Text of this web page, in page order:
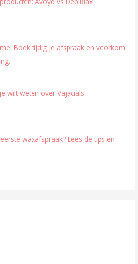
Boek tijdig je afspraak en voorkom
wilt weten over Vajacials
waxafspraak? Lees de tips en